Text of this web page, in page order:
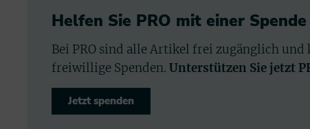
Helfen Sie PRO mit einer Spende
Bei PRO sind alle Artikel frei zugänglich
freiwillige Spenden. Unterstützen Sie jetzt
Jetzt spenden